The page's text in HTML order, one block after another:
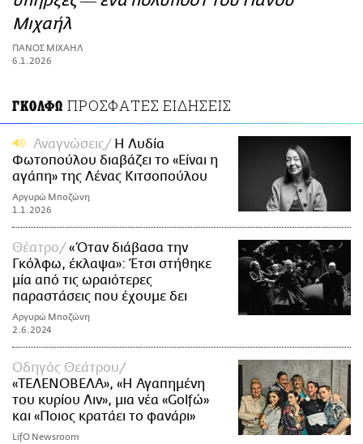
ΑΜΠΑ
PRINT
Μιχαήλ
ΠΑΝΟΣ ΜΙΧΑΗΛ
6.1.2026
ΓΚΟΛΦΩ ΠΡΟΣΦΑΤΕΣ ΕΙΔΗΣΕΙΣ
Αναγνώσεις
Η Λυδία
Φωτοπούλου διαβάζει το «Είναι η
αγάπη» της Λένας Κιτσοπούλου
Αργυρώ Μποζώνη
1.1.2026
Θέατρο
«Όταν διάβασα την
Γκόλφω, έκλαψα»: Έτσι στήθηκε
μία από τις ωραιότερες
παραστάσεις που έχουμε δει
Αργυρώ Μποζώνη
2.6.2024
Οδηγός Θεάτρου
«ΤΕΛΕΝΟΒΕΛΑ», «Η Αγαπημένη
του κυρίου Λιν», μια νέα «Golfώ»
και «Ποιος κρατάει το φανάρι»
LifO Newsroom